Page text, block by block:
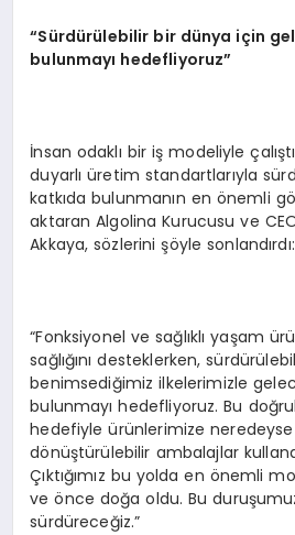
“Sürdürülebilir bir dünya için
bulunmayı hedefliyoruz”
İnsan odaklı bir iş modeliyle
duyarlı üretim standartlarıyla
katkıda bulunmanın en önemli
aktaran Algolina Kurucusu ve
Akkaya, sözlerini şöyle sonlandırdı:
“Fonksiyonel ve sağlıklı yaşam
sağlığını desteklerken,
benimsediğimiz ilkelerimizle
bulunmayı hedefliyoruz. Bu
hedefiyle ürünlerimize
dönüştürülebilir ambalajlar
Çıktığımız bu yolda en önemli
ve önce doğa oldu. Bu
sürdüreceğiz.”